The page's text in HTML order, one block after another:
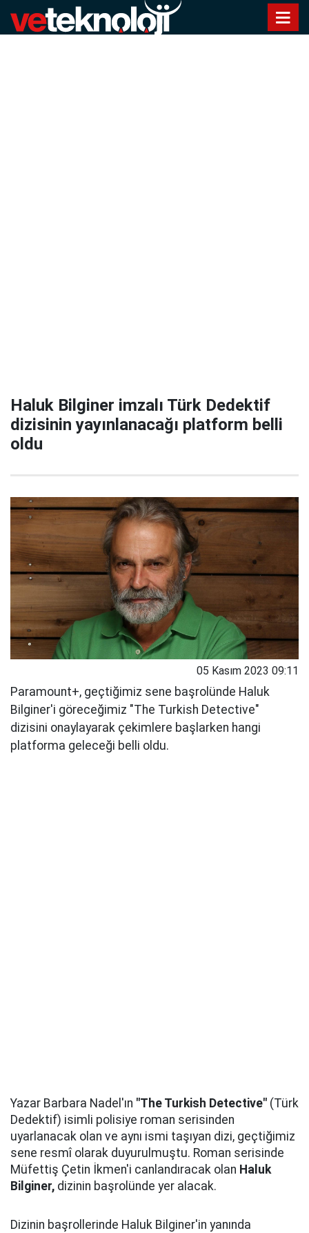
Haluk Bilginer imzalı Türk Dedektif
dizisinin yayınlanacağı platform belli
oldu
05 Kasım 2023 09:11
Paramount+, geçtiğimiz sene başrolünde Haluk
Bilginer'i göreceğimiz "The Turkish Detective"
dizisini onaylayarak çekimlere başlarken hangi
platforma geleceği belli oldu.
Yazar Barbara Nadel'ın "The Turkish Detective" (Türk
Dedektif) isimli polisiye roman serisinden
uyarlanacak olan ve aynı ismi taşıyan dizi, geçtiğimiz
sene resmî olarak duyurulmuştu. Roman serisinde
Müfettiş Çetin İkmen'i canlandıracak olan Haluk
Bilginer, dizinin başrolünde yer alacak.
Dizinin başrollerinde Haluk Bilginer'in yanında